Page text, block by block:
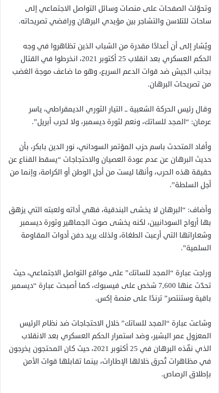
وتحوّلت الصفحات على منصات وسائل التواصل الاجتماعي إلى
ساحات للتلاسن والتشاجر بين مؤيدي البرهان ورافضي تصريحاته.
ويُشار إلى أن أعدادًا مقدرة من الشباب الذين تظاهروا في وجه
الحكم العسكري بعد انقلاب 25 أكتوبر 2021، انخرطوا في القتال
بجانب الجيش ضد قوات الدعم السريع، وهو ما ضاعف موجة الغضب
من تصريحات البرهان.
وقال رئيس الحركة الشعبية ــ التيار الثوري الديمقراطي، ياسر
عرمان: “المجد للساتك، ونعم لثورة ديسمبر، ولا لحرب أبريل”.
وأفاد المتحدث باسم حزب المؤتمر السوداني، نور الدين بابكر، بأن
حديث البرهان عن عدم عودة العصيان والاحتجاجات “يسقط القناع عن
حقيقة هذه الحرب، وأنها ليست من أجل الوطن أو الكرامة، وإنما من
أجل السلطة”.
وأضاف: “البرهان لا يخشى البندقية، فهي أداته ولعبته التي يزهق
بها أرواح السودانيين، لكنه يخشى صوت الجماهير وثورة ديسمبر
وشعاراتها التي أرعبت الطغاة، ولذلك يريد دفن أدوات المقاومة
السلمية”.
وراجت عبارة “المجد للساتك” على مواقع التواصل الاجتماعي، حيث
تحدّث عنها 7,600 شخص على فيسبوك، كما أصبحت عبارة “ديسمبر
باقية وستنتصر” ترندًا على منصة إكس.
وشاعت عبارة “المجد للساتك” خلال الاحتجاجات ضد نظام الرئيس
المعزول عمر البشير، وضد استمرار الحكم العسكري بعد الانقلاب
الذي نفّذه البرهان في 25 أكتوبر 2021، حيث كان المحتجون يخرجون
في مظاهرات تُحرق خلالها الإطارات، بينما تقابلها قوات الأمن
بإطلاق الرصاص.